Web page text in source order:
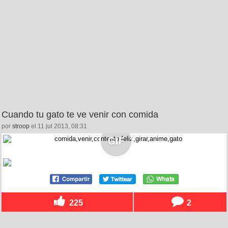
Cuando tu gato te ve venir con comida
por stroop el 11 jul 2013, 08:31
225 2